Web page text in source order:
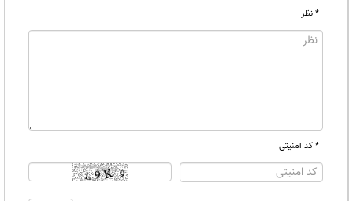
* نظر
* کد امنیتی